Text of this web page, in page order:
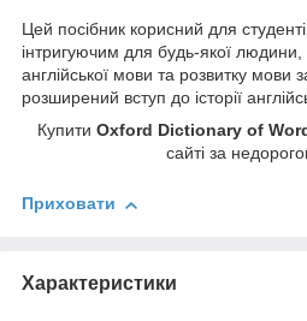
Цей посібник корисний для
інтригуючим для будь-якої людини,
англійської мови та розвитку мови
розширений вступ до історії
Купити Oxford Dictionary of
сайті за
Приховати
Характеристики